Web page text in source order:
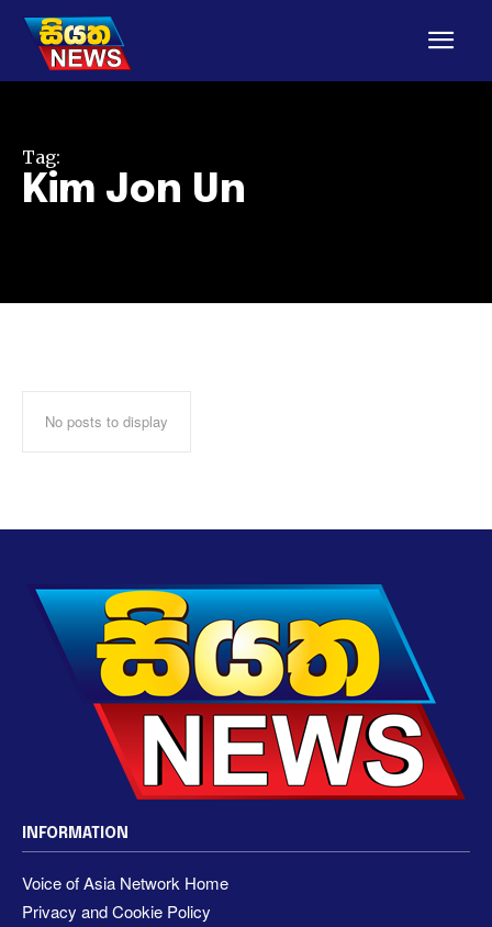
Tag:
Kim Jon Un
No posts to display
INFORMATION
Voice of Asia Network Home
Privacy and Cookie Policy